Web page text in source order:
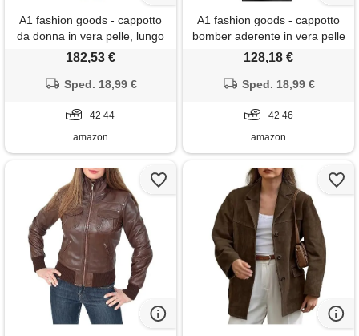
A1 fashion goods - cappotto
da donna in vera pelle, lungo
fino al ginocchio, stile trench,
marrone, 42
182,53 €
Sped. 18,99 €
42 44
amazon
A1 fashion goods - cappotto
bomber aderente in vera pelle
per donna, stile tessa,
128,18 €
Sped. 18,99 €
42 46
amazon